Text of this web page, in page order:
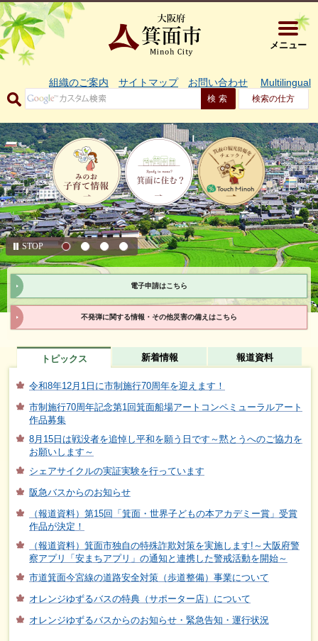
大
メニュー
組織のご案内 サイトマップ お問い合わせ Multilingual
検索の仕方
STOP
電子申請はこちら
不発弾に関する情報・その他災害の備えはこちら
みのお子育て情報Ready to
トピックス 新着情報 報道資料
令和8年12月1日に市制施行70周年を迎えます！
市制施行70周年記念第1回箕面船場アートコンペミューラルアート
作品募集
8月15日は戦没者を追悼し平和を願う日です～黙とうへのご協力を
お願いします～
シェアサイクルの実証実験を行っています
阪急バスからのお知らせ
（報道資料）第15回「箕面・世界子どもの本アカデミー賞」受賞
作品が決定！
（報道資料）箕面市独自の特殊詐欺対策を実施します!～大阪府警
察アプリ「安まちアプリ」の通知と連携した警戒活動を開始～
市道箕面今宮線の道路安全対策（歩道整備）事業について
オレンジゆずるバスの特典（サポーター店）について
オレンジゆずるバスからのお知らせ・緊急告知・運行状況